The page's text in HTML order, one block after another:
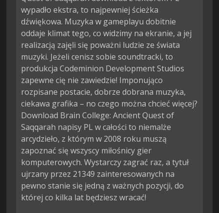
wypadło ekstra, to najpewniej ścieżka
dźwiękowa. Muzyka w gameplayu dobitnie
oddaje klimat tego, co widzimy na ekranie, a jej
realizacją zajęli się poważni ludzie ze świata
muzyki. Jeżeli cenisz sobie soundtracki, to
produkcja Codeminion Development Studios
zapewne cię nie zawiedzie! Imponująco
rozpisane postacie, dobrze dobrana muzyka,
ciekawa grafika – no czego można chcieć więcej?
Download Brain College: Ancient Quest of
Saqqarah napisy PL w całości to niemalże
arcydzieło, z którym w 2008 roku muszą
zapoznać się wszyscy miłośnicy gier
komputerowych. Wystarczy zagrać raz, a tytuł
ujrzany przez 21349 zainteresowanych na
pewno stanie się jedną z ważnych pozycji, do
której co kilka lat będziesz wracać!